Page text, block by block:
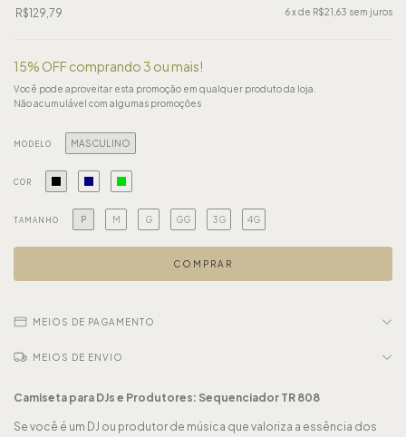
R$129,79 6x de R$21,63 sem juros
15% OFF comprando 3 ou mais!
Você pode aproveitar esta promoção em qualquer produto da loja.
Não acumulável com algumas promoções
MODELO MASCULINO
COR
TAMANHO P M G GG 3G 4G
MEIOS DE PAGAMENTO
MEIOS DE ENVIO
Camiseta para DJs e Produtores: Sequenciador TR 808
Se você é um DJ ou produtor de música que valoriza a essência dos